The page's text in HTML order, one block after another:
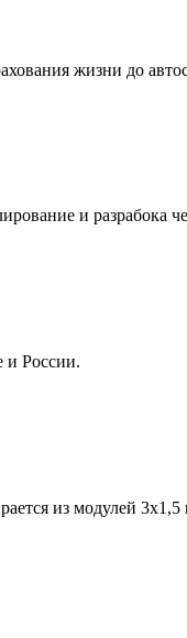
жизни до
и разрабока
и России.
из модулей